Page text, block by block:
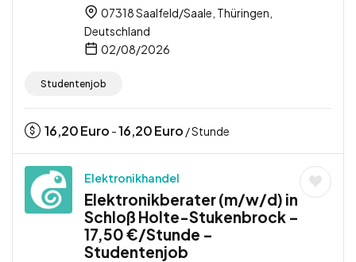
07318 Saalfeld/Saale, Thüringen,
Deutschland
02/08/2026
Studentenjob
16,20Euro -16,20Euro / Stunde
Elektronikhandel
Elektronikberater (m/w/d) in
Schloß Holte-Stukenbrock –
17,50 €/Stunde –
Studentenjob